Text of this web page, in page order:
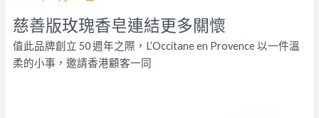
慈善版玫瑰香皂連結更多關懷
值此品牌創立 50 週年之際，L’Occitane en Provence 以一件溫
柔的小事，邀請香港顧客一同